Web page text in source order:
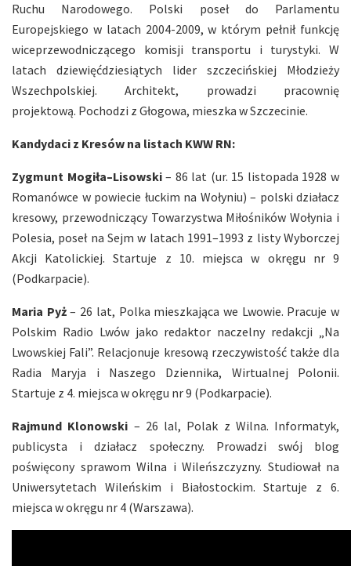
Ruchu Narodowego. Polski poseł do Parlamentu
Europejskiego w latach 2004-2009, w którym pełnił funkcję
wiceprzewodniczącego komisji transportu i turystyki. W
latach dziewięćdziesiątych lider szczecińskiej Młodzieży
Wszechpolskiej. Architekt, prowadzi pracownię
projektową. Pochodzi z Głogowa, mieszka w Szczecinie.
Kandydaci z Kresów na listach KWW RN:
Zygmunt Mogiła–Lisowski– 86 lat (ur. 15 listopada 1928 w
Romanówce w powiecie łuckim na Wołyniu) – polski działacz
kresowy, przewodniczący Towarzystwa Miłośników Wołynia i
Polesia, poseł na Sejm w latach 1991–1993 z listy Wyborczej
Akcji Katolickiej. Startuje z 10. miejsca w okręgu nr 9
(Podkarpacie).
Maria Pyż– 26 lat, Polka mieszkająca we Lwowie. Pracuje w
Polskim Radio Lwów jako redaktor naczelny redakcji „Na
Lwowskiej Fali”. Relacjonuje kresową rzeczywistość także dla
Radia Maryja i Naszego Dziennika, Wirtualnej Polonii.
Startuje z 4. miejsca w okręgu nr 9 (Podkarpacie).
Rajmund Klonowski – 26 lal, Polak z Wilna. Informatyk,
publicysta i działacz społeczny. Prowadzi swój blog
poświęcony sprawom Wilna i Wileńszczyzny. Studiował na
Uniwersytetach Wileńskim i Białostockim. Startuje z 6.
miejsca w okręgu nr 4 (Warszawa).